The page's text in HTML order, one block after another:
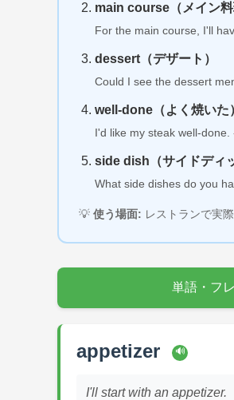
main course（メイン料
For the main course, I'll
dessert（デザート）
Could I see the dessert
well-done（よく焼いた
I'd like my steak well-done.
side dish（サイドディ
What side dishes do you
💡 使う場面: レストランで実
単語・フ
appetizer 🔊
I'll start with an appetizer.